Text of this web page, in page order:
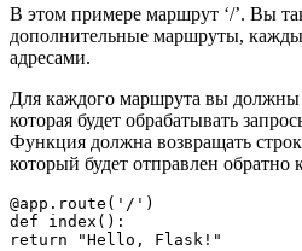
В этом примере маршрут ‘/’. Вы
дополнительные маршруты,
адресами.
Для каждого маршрута вы
которая будет обрабатывать
Функция должна возвращать
который будет отправлен обратно
@app.route('/')
def index():
return "Hello, Flask!"